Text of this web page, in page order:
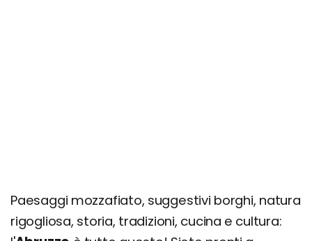
Paesaggi mozzafiato, suggestivi borghi, natura
rigogliosa, storia, tradizioni, cucina e cultura: